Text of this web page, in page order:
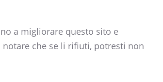
a migliorare questo sito e
che se li rifiuti, potresti non